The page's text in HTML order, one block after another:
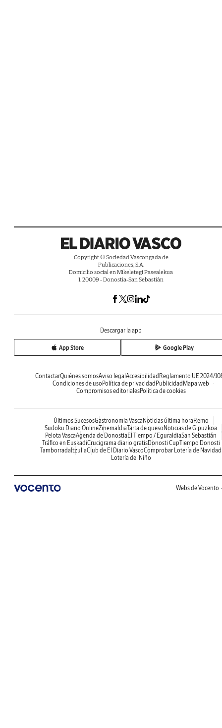
Copyright © Sociedad Vascongada de
Publicaciones, S.A.
Domicilio social en Mikeletegi Pasealekua
1. 20009 - Donostia-San Sebastián
Descargar la app
App Store Google Play
ContactarQuiénes somosAviso legal Accesibilidad Reglamento UE 2024/
Condiciones de uso Política de privacidad Publicidad Mapa web
Compromisos editorialesPolítica de cookies
Últimos SucesosGastronomía Vasca Noticias última hora Remo
Sudoku Diario OnlineZinemaldiaTarta de queso Noticias de Gipuzkoa
Pelota VascaAgenda de Donostia El Tiempo / EguraldiaSan Sebastián
Tráfico en EuskadiCrucigrama diario gratisDonosti CupTiempo Donosti
TamborradaItzuliaClub de El Diario VascoComprobar Lotería de Navidad
Lotería del Niño
Webs de Vocento